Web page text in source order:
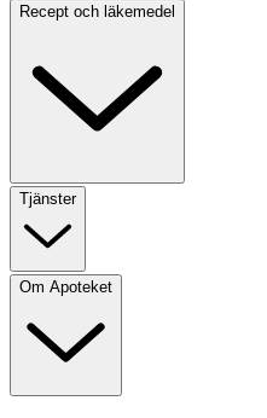
Recept och läkemedel
Tjänster
Om Apoteket